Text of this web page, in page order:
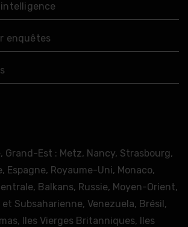
enquêtes
Grand-Est : Metz, Nancy, Strasbourg,
Espagne, Royaume-Uni, Monaco,
Balkans, Russie, Moyen-Orient,
Subsaharienne, Venezuela, Brésil,
Iles Vierges Britanniques, Iles